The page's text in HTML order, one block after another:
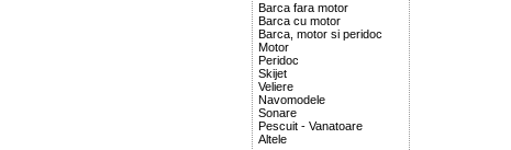
Barca fara motor
Barca cu motor
Barca, motor si peridoc
Motor
Peridoc
Skijet
Veliere
Navomodele
Sonare
Pescuit - Vanatoare
Altele